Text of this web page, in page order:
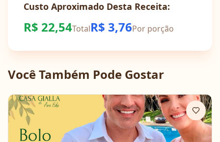
Custo Aproximado Desta Receita:
R$ 22,54TotalR$ 3,76Por porção
Você Também Pode Gostar